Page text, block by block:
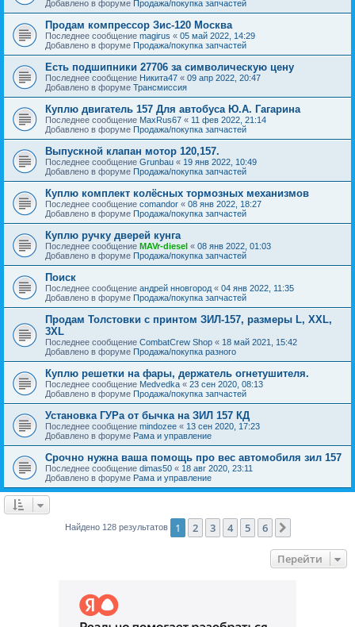
Добавлено в форуме Продажа/покупка запчастей
Продам компрессор Зис-120 Москва
Последнее сообщение magirus « 05 май 2022, 14:29
Добавлено в форуме Продажа/покупка запчастей
Есть подшипники 27706 за символическую цену
Последнее сообщение Никита47 « 09 апр 2022, 20:47
Добавлено в форуме Трансмиссия
Куплю двигатель 157 Для автобуса Ю.А. Гагарина
Последнее сообщение MaxRus67 « 11 фев 2022, 21:14
Добавлено в форуме Продажа/покупка запчастей
Выпускной клапан мотор 120,157.
Последнее сообщение Grunbau « 19 янв 2022, 10:49
Добавлено в форуме Продажа/покупка запчастей
Куплю комплект колёсных тормозных механизмов
Последнее сообщение comandor « 08 янв 2022, 18:27
Добавлено в форуме Продажа/покупка запчастей
Куплю ручку дверей кунга
Последнее сообщение MAVr-diesel « 08 янв 2022, 01:03
Добавлено в форуме Продажа/покупка запчастей
Поиск
Последнее сообщение андрей нновгород « 04 янв 2022, 11:35
Добавлено в форуме Продажа/покупка запчастей
Продам Толстовки с принтом ЗИЛ-157, размеры L, XXL,
3XL
Последнее сообщение CombatCrew Shop « 18 май 2021, 15:42
Добавлено в форуме Продажа/покупка разного
Куплю решетки на фары, держатель огнетушителя.
Последнее сообщение Medvedka « 23 сен 2020, 08:13
Добавлено в форуме Продажа/покупка запчастей
Установка ГУРа от бычка на ЗИЛ 157 КД
Последнее сообщение mindozee « 13 сен 2020, 17:23
Добавлено в форуме Рама и управление
Срочно нужна ваша помощь про вес автомобиля зил 157
Последнее сообщение dimas50 « 18 авг 2020, 23:11
Добавлено в форуме Рама и управление
Найдено 128 результатов 1 2 3 4 5 6
Перейти